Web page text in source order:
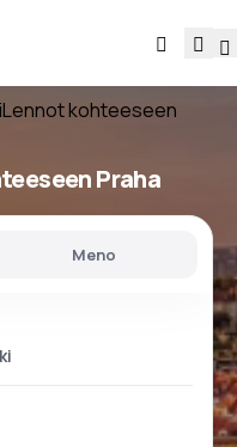
Lennot kohteeseen
Praha
Meno